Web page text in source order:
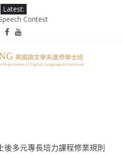
Latest:
Contest
友回娘家暨陳麗秀老師退休茶會
後多元專長培力課程修業規則